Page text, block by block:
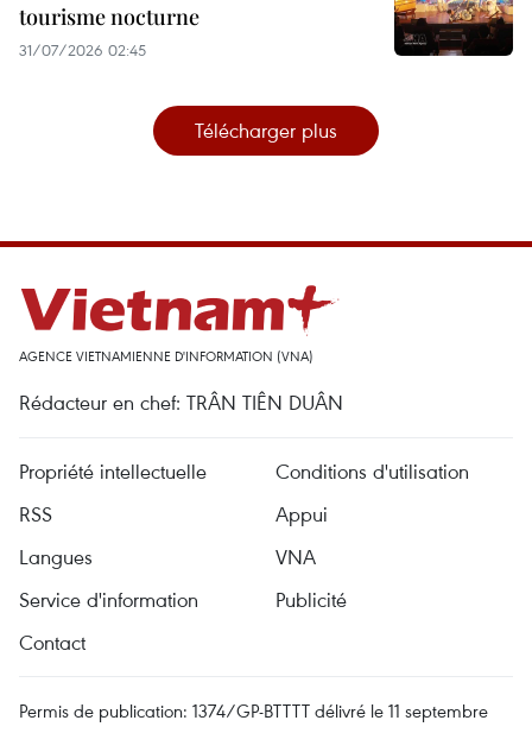
tourisme nocturne
31/07/2026 02:45
Télécharger plus
AGENCE VIETNAMIENNE D'INFORMATION (VNA)
Rédacteur en chef: TRÂN TIÊN DUÂN
Propriété intellectuelle
Conditions d'utilisation
RSS
Appui
Langues
VNA
Service d'information
Publicité
Contact
Permis de publication: 1374/GP-BTTTT délivré le 11 septembre